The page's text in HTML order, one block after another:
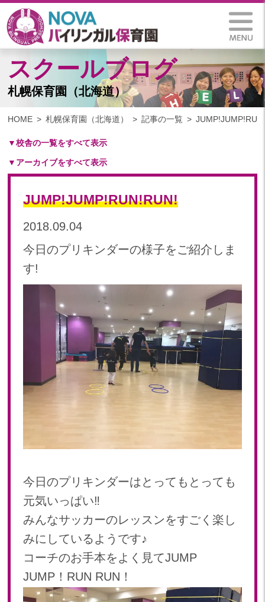
スクールブログ
札幌保育園（北海道）
HOME 札幌保育園（北海道） 記事の一覧
▼校舎の一覧をすべて表示
札幌保育園（北海道）
仙台八木山保育園（宮城県）
仙台富沢保育園（宮城県）
つくば西平塚保育園(茨城県)
札幌東雁来保育園(北海道)
塩竃後楽町保育園(宮城県)
▼アーカイブをすべて表示
2025年 03月(1)
2024年 10月(21)
2024年 09月(19)
2024年 08月(21)
2024年 07月(22)
2024年 06月(20)
2024年 05月(21)
2024年 04月(21)
2024年 03月(20)
2024年 02月(19)
2024年 01月(20)
2023年 09月(20)
2023年 08月(21)
2023年 06月(22)
2023年 05月(20)
2023年 04月(20)
2023年 03月(22)
2023年 02月(19)
JUMP!JUMP!RUN!RUN!
2018.09.04
今日のプリキンダーの様子をご紹介しま
す!
今日のプリキンダーはとってもとっても
元気いっぱい‼︎
みんなサッカーのレッスンをすごく楽し
みにしているようです♪
コーチのお手本をよく見てJUMP
JUMP！RUN RUN！